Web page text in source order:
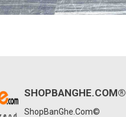
SHOPBANGHE.COM®
ShopBanGhe.Com©